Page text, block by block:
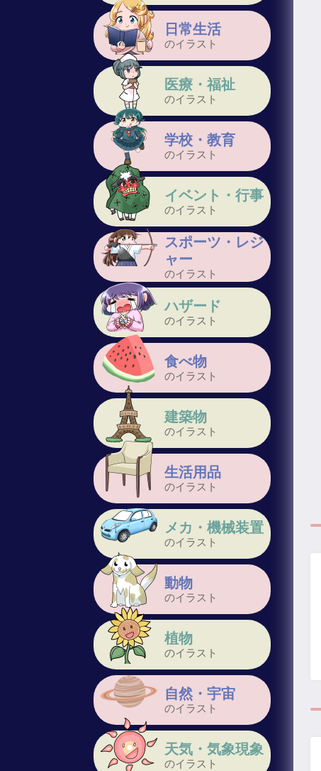
日常生活
のイラスト
医療・福祉
のイラスト
学校・教育
のイラスト
イベント・行事
のイラスト
スポーツ・レジ
ャー
のイラスト
ハザード
のイラスト
食べ物
のイラスト
建築物
のイラスト
生活用品
のイラスト
メカ・機械装置
のイラスト
動物
のイラスト
植物
のイラスト
自然・宇宙
のイラスト
天気・気象現象
のイラスト